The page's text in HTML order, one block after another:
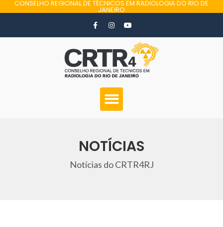
CONSELHO REGIONAL DE TÉCNICOS EM RADIOLOGIA DO RIO DE
JANEIRO
NOTÍCIAS
Notícias do CRTR4RJ